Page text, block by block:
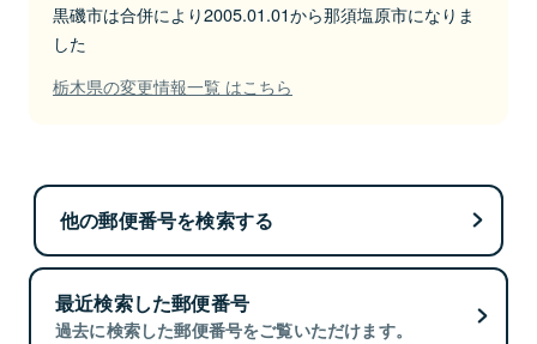
黒磯市は合併により2005.01.01から那須塩原市になりま
した
栃木県の変更情報一覧 はこちら
他の郵便番号を検索する
最近検索した郵便番号
過去に検索した郵便番号をご覧いただけます。